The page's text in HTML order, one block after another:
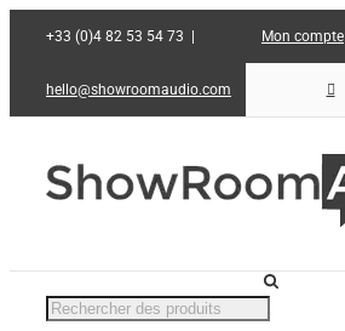
+33 (0)4 82 53 54 73
hello@showroomaudio.com
Mon compte
Recherche